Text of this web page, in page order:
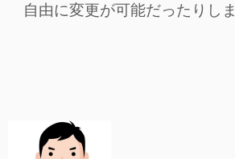
自由に変更が可能だったりしま